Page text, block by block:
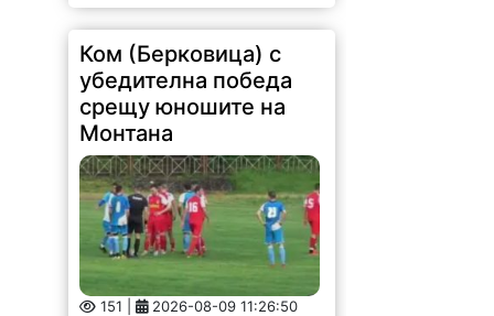
Ком (Берковица) с
убедителна победа
срещу юношите на
Монтана
151 | 2026-08-09 11:26:50